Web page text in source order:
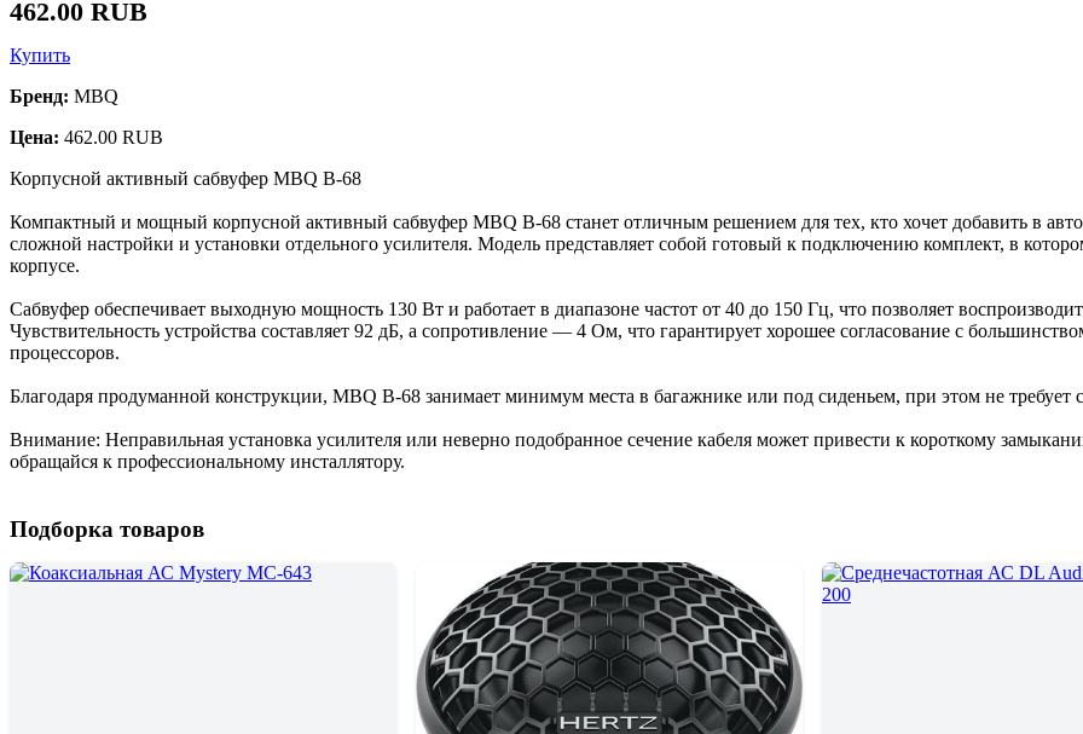
462.00 RUB
Купить
Бренд: MBQ
Цена: 462.00 RUB
Корпусной активный сабвуфер MBQ B-68
Компактный и мощный корпусной активный сабвуфер MBQ B-68 станет отличным решением для тех, кто хочет добавить в
сложной настройки и установки отдельного усилителя. Модель представляет собой готовый к подключению комплект, в
корпусе.
Сабвуфер обеспечивает выходную мощность 130 Вт и работает в диапазоне частот от 40 до 150 Гц, что позволяет
Чувствительность устройства составляет 92 дБ, а сопротивление — 4 Ом, что гарантирует хорошее согласование с
процессоров.
Благодаря продуманной конструкции, MBQ B-68 занимает минимум места в багажнике или под сиденьем, при этом не
Внимание: Неправильная установка усилителя или неверно подобранное сечение кабеля может привести к короткому
обращайся к профессиональному инсталлятору.
Подборка товаров